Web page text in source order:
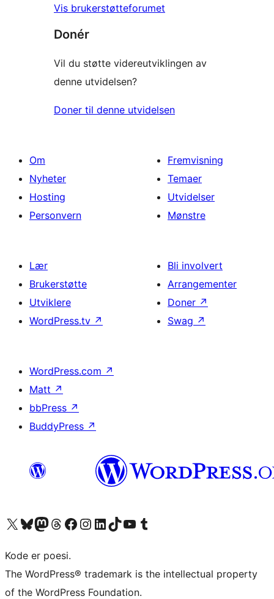
Vis brukerstøtteforumet
Donér
Vil du støtte videreutviklingen av
denne utvidelsen?
Doner til denne utvidelsen
Om
Nyheter
Hosting
Personvern
Fremvisning
Temaer
Utvidelser
Mønstre
Lær
Brukerstøtte
Utviklere
WordPress.tv ↗
Bli involvert
Arrangementer
Doner ↗
Swag ↗
WordPress.com ↗
Matt ↗
bbPress ↗
BuddyPress ↗
Besøk vår konto på X Visit our Bluesky account
Besøk vår Mastodon-konto
Visit our Threads account
Besøk vår Facebook-sideBesøk vår Instagram-konto
Besøk vår LinkedIn-konto
Visit our TikTok account
Visit our YouTube channel
Visit our Tumblr account
Kode er poesi.
The WordPress® trademark is the intellectual property
of the WordPress Foundation.